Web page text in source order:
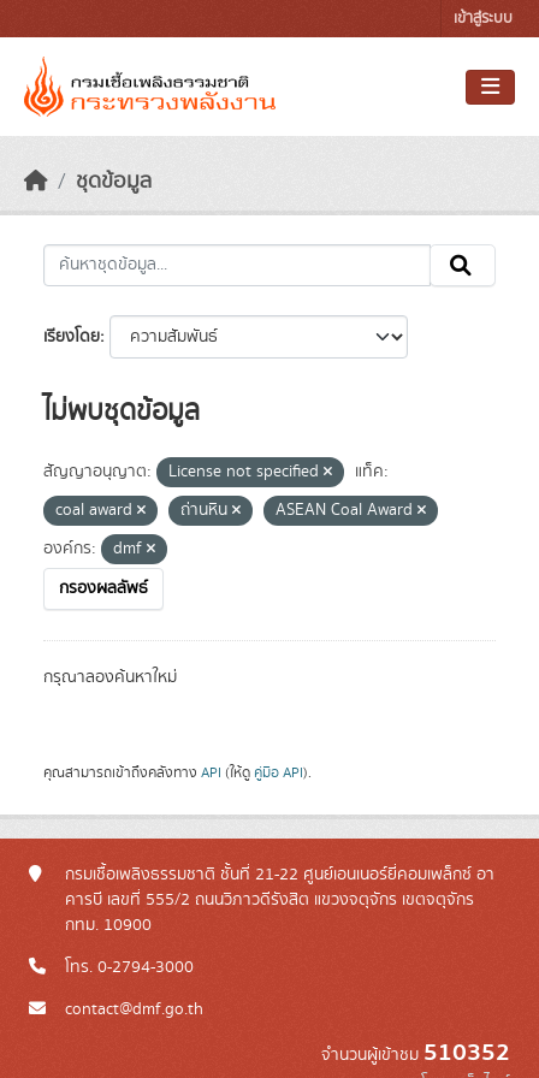
เข้าสู่ระบบ
ชุดข้อมูล
เรียงโดย
ไม่พบชุดข้อมูล
สัญญาอนุญาต: License not specified
แท็ค:
coal award
ถ่านหิน
ASEAN Coal Award
องค์กร:
dmf
กรองผลลัพธ์
กรุณาลองค้นหาใหม่
คุณสามารถเข้าถึงคลังทาง API (ให้ดู คู่มือ API).
กรมเชื้อเพลิงธรรมชาติ ชั้นที่ 21-22 ศูนย์เอนเนอร์ยี่คอมเพล็กซ์ อา
คารบี เลขที่ 555/2 ถนนวิภาวดีรังสิต แขวงจตุจักร เขตจตุจักร
กทม. 10900
โทร. 0-2794-3000
contact@dmf.go.th
จำนวนผู้เข้าชม 510352